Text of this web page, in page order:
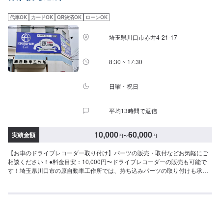
い。ご購入希望の方▶️オファーにて車種情報をお送りください。
代車OK カードOK QR決済OK ローンOK
埼玉県川口市赤井4-21-17
8:30 ~ 17:30
日曜・祝日
平均13時間で返信
実績金額 10,000円〜60,000円
【お車のドライブレコーダー取り付け】パーツの販売・取付などお気軽にご
相談ください！●料金目安：10,000円〜ドライブレコーダーの販売も可能で
す！埼玉県川口市の原自動車工作所では、持ち込みパーツの取り付けも承っ
にご相談ください。※料金など詳しくはお問合せください。【パーツ持ち込み